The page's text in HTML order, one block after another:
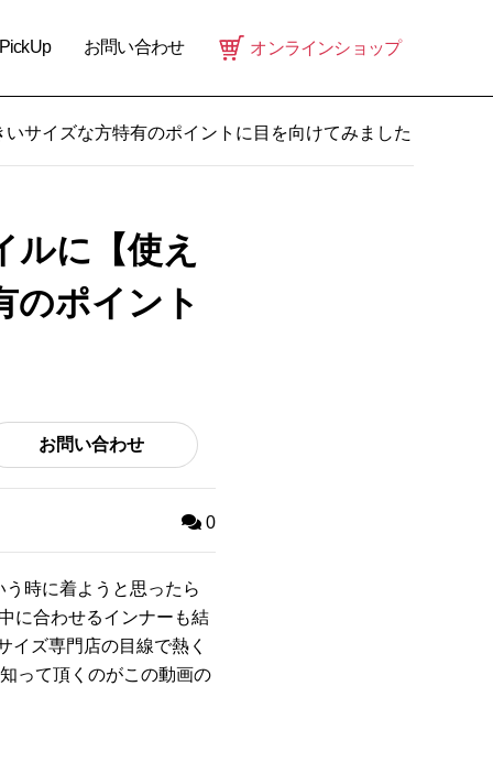
PickUp お問い合わせ オンラインショップ
サイズな方特有のポイントに目を向けてみました
ルに【使え
のポイント
お問い合わせ
0
時に着ようと思ったら
に合わせるインナーも結
ズ専門店の目線で熱く
って頂くのがこの動画の